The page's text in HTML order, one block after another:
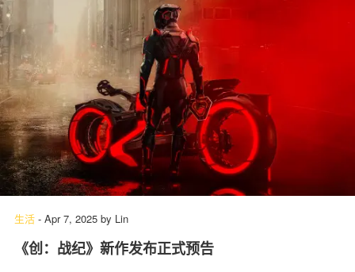
生活 - Apr 7, 2025 by Lin
《创：战纪》新作发布正式预告